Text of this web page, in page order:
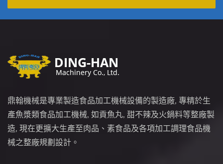
鼎翰機械是專業製造食品加工機械設備的製造廠, 專精於生
產魚漿類食品加工機械, 如貢魚丸, 甜不辣及火鍋料等整廠製
造, 現在更擴大生產至肉品、素食品及各項加工調理食品機
械之整廠規劃設計。